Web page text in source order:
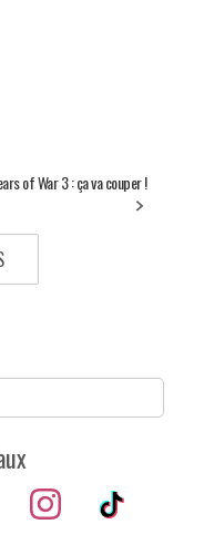
of War 3 : ça va couper !